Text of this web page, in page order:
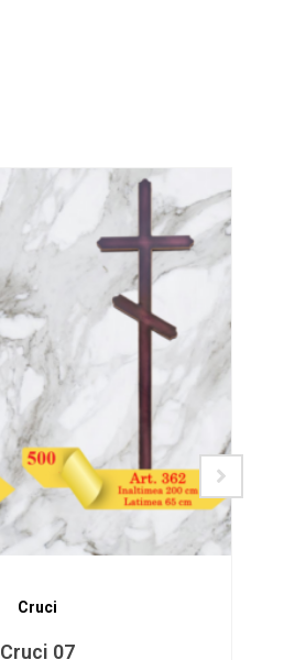
SALE!
Cruci
Cruci 07